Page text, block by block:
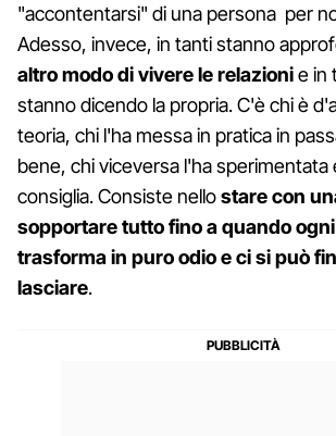
"accontentarsi" di una persona per
Adesso, invece, in tanti stanno
altro modo di vivere le relazionie in
stanno dicendo la propria. C'è chi è
teoria, chi l'ha messa in pratica in
bene, chi viceversa l'ha sperimentata
consiglia. Consiste nellostare con
sopportare tutto fino a quando
trasforma in puro odio e ci si può
lasciare.